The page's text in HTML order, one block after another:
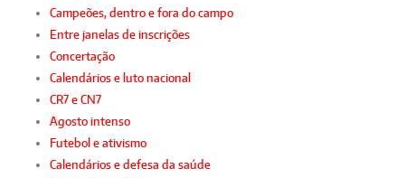
Campeões, dentro e fora do campo
Entre janelas de inscrições
Concertação
Calendários e luto nacional
CR7 e CN7
Agosto intenso
Futebol e ativismo
Calendários e defesa da saúde